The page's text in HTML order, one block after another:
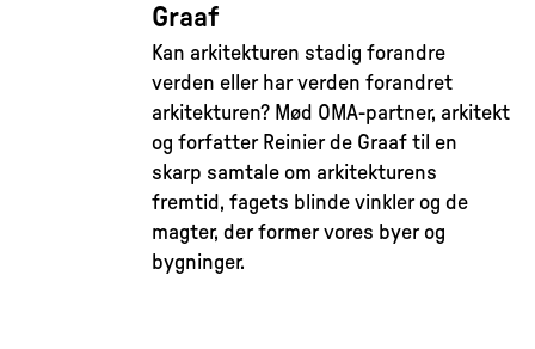
Graaf
Kan arkitekturen stadig forandre
verden eller har verden forandret
arkitekturen? Mød OMA-partner, arkitekt
og forfatter Reinier de Graaf til en
skarp samtale om arkitekturens
fremtid, fagets blinde vinkler og de
magter, der former vores byer og
bygninger.